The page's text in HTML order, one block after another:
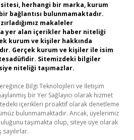
herhangi bir marka, kurum
bağlantısı bulunmamaktadır.
makaleler
yer alan içerikler haber niteliği
kurum ve kişiler hakkında
Gerçek kurum ve kişiler ile isim
Sitemizdeki bilgiler
niteliği taşımazlar.
Bilgi Teknolojileri ve İletişim
bir Yer Sağlayıcı olarak hizmet
içerikleri proaktif olarak denetleme
bulunmamaktadır. Ancak, üyelerimiz
taşımakta olup, siteye üye olarak